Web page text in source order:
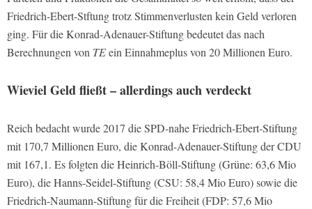
Friedrich-Ebert-Stftung trotz Stimmenverlusten kein Geld verloren
ging. Für die Konrad-Adenauer-Stiftung bedeutet das nach
Berechnungen von TEein Einnahmeplus von 20 Millionen Euro.
Wieviel Geld fließt – allerdings auch verdeckt
Reich bedacht wurde 2017 die SPD-nahe Friedrich-Ebert-Stiftung
mit 170,7 Millionen Euro, die Konrad-Adenauer-Stiftung der CDU
mit 167,1. Es folgten die Heinrich-Böll-Stiftung (Grüne: 63,6 Mio
Euro), die Hanns-Seidel-Stiftung (CSU: 58,4 Mio Euro) sowie die
Friedrich-Naumann-Stiftung für die Freiheit (FDP: 57,6 Mio